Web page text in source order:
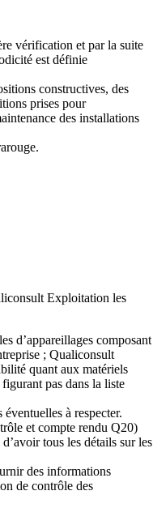
vérification et par la suite
est définie
constructives, des
prises pour
des installations
Exploitation les
d’appareillages composant
; Qualiconsult
quant aux matériels
pas dans la liste
à respecter.
et compte rendu Q20)
tous les détails sur les
des informations
de contrôle des